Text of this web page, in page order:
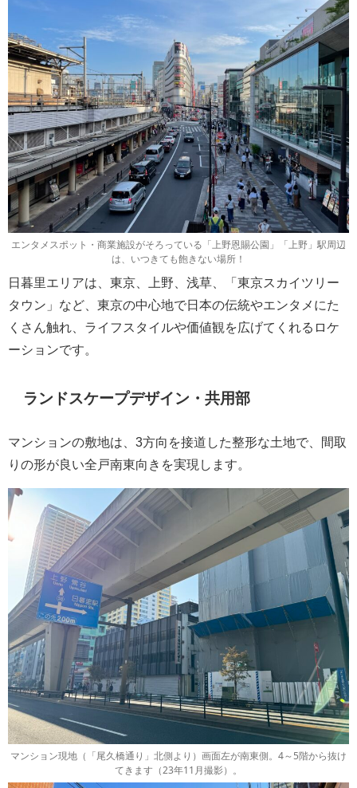
エンタメスポット・商業施設がそろっている「上野恩賜公園」「上野」駅周辺
は、いつきても飽きない場所！
日暮里エリアは、東京、上野、浅草、「東京スカイツリー
タウン」など、東京の中心地で日本の伝統やエンタメにた
くさん触れ、ライフスタイルや価値観を広げてくれるロケ
ーションです。
ランドスケープデザイン・共用部
マンションの敷地は、3方向を接道した整形な土地で、間取
りの形が良い全戸南東向きを実現します。
マンション現地（「尾久橋通り」北側より）画面左が南東側。4～5階から抜け
てきます（23年11月撮影）。